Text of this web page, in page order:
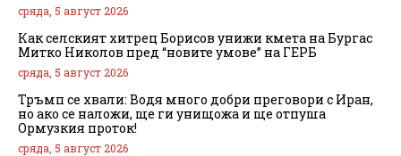
сряда, 5 август 2026
Как селският хитрец Борисов унижи кмета на Бургас
Митко Николов пред “новите умове” на ГЕРБ
сряда, 5 август 2026
Тръмп се хвали: Водя много добри преговори с Иран,
но ако се наложи, ще ги унищожа и ще отпуша
Ормузкия проток!
сряда, 5 август 2026